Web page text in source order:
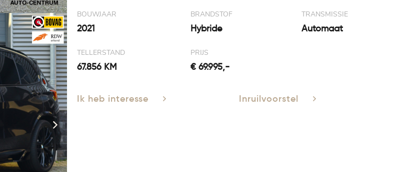
BOUWJAAR
2021
BRANDSTOF
Hybride
TRANSMISSIE
Automaat
TELLERSTAND
67.856 KM
PRIJS
€ 69.995,-
Ik heb interesse Inruilvoorstel